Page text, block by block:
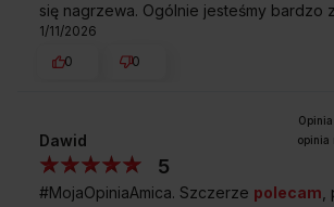
Czy muszę używać specjalnych
detergentów do czyszczenia
się nagrzewa. Ogólnie jesteśmy bardzo
1/11/2026
0
0
Dawid opinia
5
#MojaOpiniaAmica. Szczerze polecam